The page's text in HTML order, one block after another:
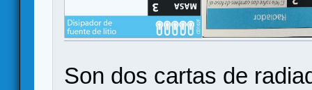
Son dos cartas de